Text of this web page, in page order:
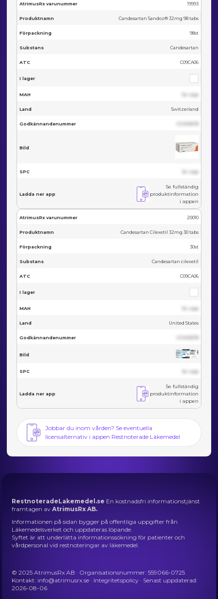
AtrimusRx varunummer 19993
Produktnamn Candesartan Sandoz® 32mg 98 tabs
Förpackning 98st
Substans Candesartan
ATC C09CA06
I lager
MAH Se i app
Land Switzerland
Godkännandenummer
Bild
SPC Se i app
Ladda ner app
Se fullständig
produktinformation
i appen
AtrimusRx varunummer 20010
Produktnamn Candesartan Cilexetil 32mg 30 tabs
Förpackning 30st
Substans Candesartan cilexetil
ATC C09CA06
I lager
MAH Se i app
Land United States
Godkännandenummer
Bild
SPC Se i app
Ladda ner app
Se fullständig
produktinformation
i appen
Jobbar du inom vården? Se eventuella
licensalternativ i appen Restnoterade Läkemedel
RestnoteradeLakemedel.se En kostnadsfri informationstjänst
framtagen avAtrimusRx AB.
Informationen på sidan bygger på offentliga uppgifter från
Läkemedelsverket och uppdateras löpande.
Syftet är att underlätta informationssökning för patienter och
vårdpersonal vid restnoteringar av läkemedel.
© 2025 AtrimusRx AB · Organisationsnummer: 559066-0725
Kontakt: info@atrimusrx.se · Integritetspolicy · Senast uppdaterad:
2026-08-06